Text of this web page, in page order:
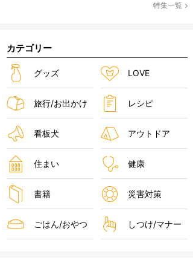
特集一覧
カテゴリー
グッズ LOVE
旅行/お出かけ レシピ
看板犬 アウトドア
住まい 健康
書籍 災害対策
ごはん/おやつ しつけ/マナー